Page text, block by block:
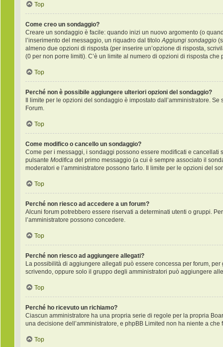
Top
Come creo un sondaggio?
Creare un sondaggio è facile: quando inizi un nuovo argomento (o
l’inserimento del messaggio, un riquadro dal titoloAggiungi sondaggio
almeno due opzioni di risposta (per inserire un’opzione di risposta,
(0 per non porre limiti). C’è un limite al numero di opzioni di risposta
Top
Perché non è possibile aggiungere ulteriori opzioni del sondaggio?
Il limite per le opzioni del sondaggio è impostato dall’amministratore.
Forum.
Top
Come modifico o cancello un sondaggio?
Come per i messaggi, i sondaggi possono essere modificati e
pulsante Modifica del primo messaggio (a cui è sempre associato il
moderatori e l’amministratore possono farlo. Il limite per le opzioni del
Top
Perché non riesco ad accedere a un forum?
Alcuni forum potrebbero essere riservati a determinati utenti o gruppi.
l’amministratore possono concedere.
Top
Perché non riesco ad aggiungere allegati?
La possibilità di aggiungere allegati può essere concessa per forum,
scrivendo, oppure solo il gruppo degli amministratori può aggiungere
Top
Perché ho ricevuto un richiamo?
Ciascun amministratore ha una propria serie di regole per la propria
una decisione dell’amministratore, e phpBB Limited non ha niente a che
Top